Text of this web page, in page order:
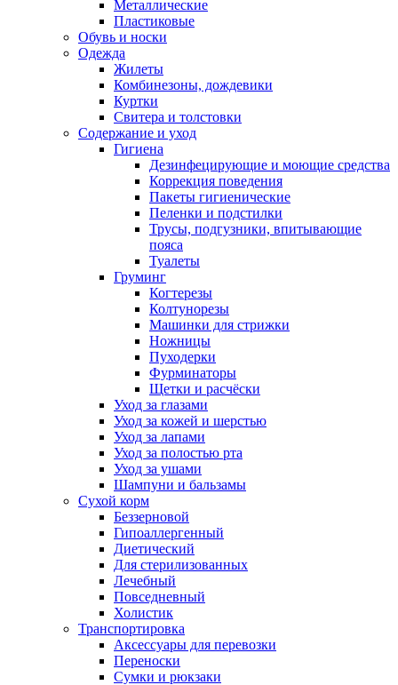
Металлические
Пластиковые
Обувь и носки
Одежда
Жилеты
Комбинезоны, дождевики
Куртки
Свитера и толстовки
Содержание и уход
Гигиена
Дезинфецирующие и моющие средства
Коррекция поведения
Пакеты гигиенические
Пеленки и подстилки
Трусы, подгузники, впитывающие
пояса
Туалеты
Груминг
Когтерезы
Колтунорезы
Машинки для стрижки
Ножницы
Пуходерки
Фурминаторы
Щетки и расчёски
Уход за глазами
Уход за кожей и шерстью
Уход за лапами
Уход за полостью рта
Уход за ушами
Шампуни и бальзамы
Сухой корм
Беззерновой
Гипоаллергенный
Диетический
Для стерилизованных
Лечебный
Повседневный
Холистик
Транспортировка
Аксессуары для перевозки
Переноски
Сумки и рюкзаки